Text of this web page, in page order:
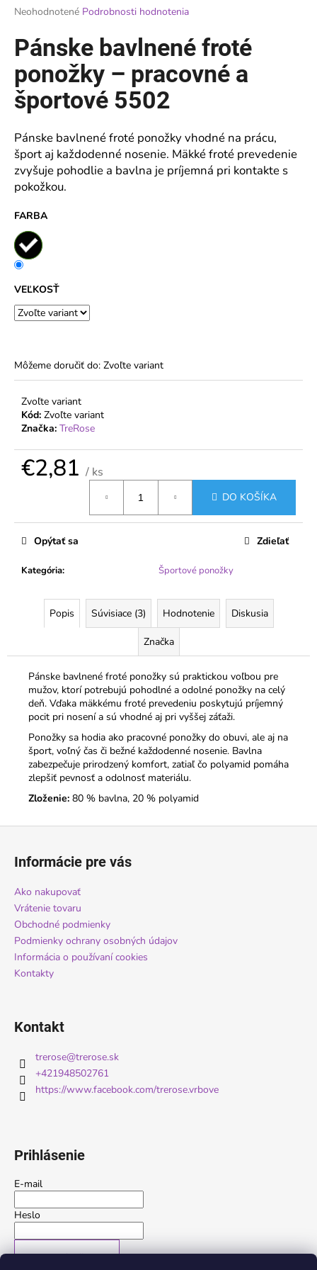
Priemerné
produktu
je
5
hviezdičiek.
Neohodnotené Podrobnosti hodnotenia
Pánske bavlnené froté
ponožky – pracovné a
športové 5502
Pánske bavlnené froté ponožky vhodné na prácu,
šport aj každodenné nosenie. Mäkké froté prevedenie
zvyšuje pohodlie a bavlna je príjemná pri kontakte s
pokožkou.
FARBA
VEĽKOSŤ
Môžeme doručiť do: Zvoľte variant
Zvoľte variant
Kód: Zvoľte variant
Značka: TreRose
€2,81 / ks
DO KOŠÍKA
Kategória: Športové ponožky
Opýtať sa Zdieľať
Popis Súvisiace (3) Hodnotenie Diskusia
Značka
Pánske bavlnené froté ponožky sú praktickou voľbou pre
mužov, ktorí potrebujú pohodlné a odolné ponožky na celý
deň. Vďaka mäkkému froté prevedeniu poskytujú príjemný
pocit pri nosení a sú vhodné aj pri vyššej záťaži.
Ponožky sa hodia ako pracovné ponožky do obuvi, ale aj na
šport, voľný čas či bežné každodenné nosenie. Bavlna
zabezpečuje prirodzený komfort, zatiaľ čo polyamid pomáha
zlepšiť pevnosť a odolnosť materiálu.
Zloženie: 80 % bavlna, 20 % polyamid
á
j
s
ť
?
HĽADAŤ
d
p
o
r
ú
č
e
DÁMSKE
PANČUCHY
MARGARETA
20
DEN
PRE
€1,31
Informácie pre vás
Ako nakupovať
Vrátenie tovaru
Obchodné podmienky
Podmienky ochrany osobných údajov
Informácia o používaní cookies
Kontakty
Kontakt
trerose@trerose.sk
+421948502761
https://www.facebook.com/trerose.vrbove
Prihlásenie
E-mail
Heslo